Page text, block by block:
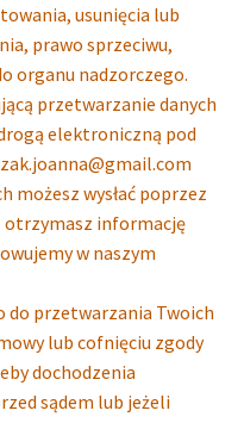
usunięcia lub
prawo sprzeciwu,
organu nadzorczego.
przetwarzanie danych
elektroniczną pod
możesz wysłać poprzez
otrzymasz informację
w naszym
do przetwarzania Twoich
lub cofnięciu zgody
dochodzenia
sądem lub jeżeli